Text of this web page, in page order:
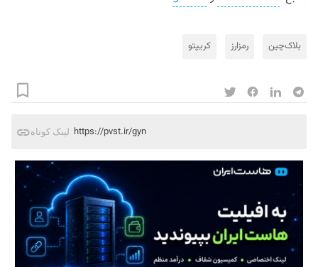
بلاک‌چین رمزارز کریپتو
لینک کوتاه https://pvst.ir/gyn